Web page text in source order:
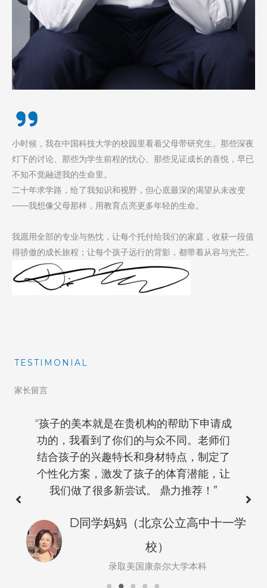
小时候，我在中国科技大学的校园里看着父母带研究生。那些深夜
灯下的讨论、那些为学生前程的忧心、那些见证成长的喜悦，早已
不知不觉融进我的生命里。
二十年求学路，给了我知识和视野，但心底最深的渴望从未改变
——我想像父母那样，​用教育点亮更多年轻的生命。
​我愿用全部的专业与热忱，让每个托付给我们的家庭，收获一段值
得骄傲的成长旅程；让每个孩子远行的背影，都带着从容与光芒。
TESTIMONIAL
家长留言
“孩子的美本就是在贵机构的帮助下申请成
功的，我看到了你们的与众不同。老师们
结合孩子的兴趣特长和身材特点，制定了
个性化方案，激发了孩子的体育潜能，让
我们做了很多新尝试。 鼎力推荐！”
D同学妈妈（北京公立高中十一学
校）
录取美国康奈尔大学本科